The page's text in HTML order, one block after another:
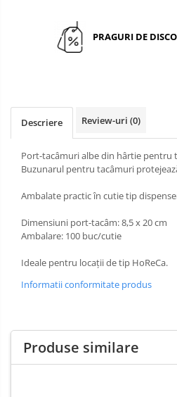
Cu IMPRIMEU
CUMPARA LA BAX - 1+1 Gratis
DECORURI DE MASA TEMATICE
DECOR ALB & IVORY
DECOR ROSU & BORDO
DECOR VERDE
DECOR LILA & MOV
DECOR ALBASTRU
DECOR AURIU
DECOR ARGINTIU & GRI
DECOR PORTOCALIU & CARAMIZIU
DECOR GALBEN
PRAGURI DE
Descriere Review-uri (0)
Port-tacâmuri albe din hârtie pentru
Buzunarul pentru tacâmuri
Ambalate practic în cutie tip
Dimensiuni port-tacâm: 8,5 x 20 cm
Ambalare: 100 buc/cutie
Ideale pentru locații de tip HoReCa.
Informatii conformitate produs
Produse similare